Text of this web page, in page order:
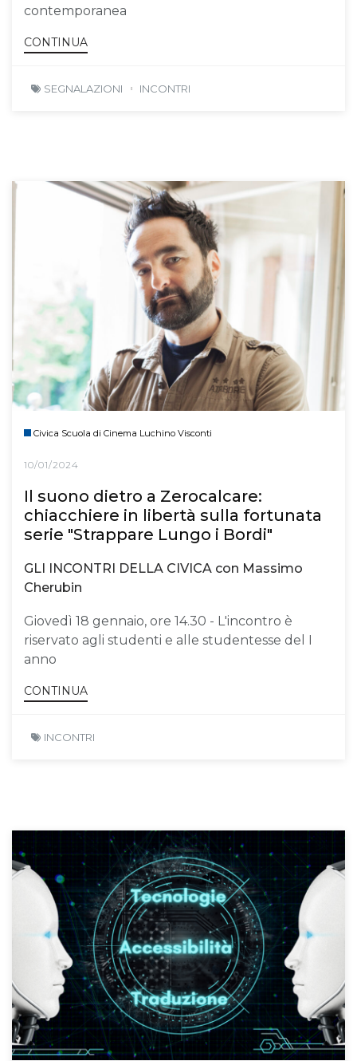
contemporanea
CONTINUA
SEGNALAZIONI INCONTRI
Civica Scuola di Cinema Luchino Visconti
10/01/2024
Il suono dietro a Zerocalcare:
chiacchiere in libertà sulla fortunata
serie "Strappare Lungo i Bordi"
GLI INCONTRI DELLA CIVICA con Massimo
Cherubin
Giovedì 18 gennaio, ore 14.30 - L'incontro è
riservato agli studenti e alle studentesse del I
anno
CONTINUA
INCONTRI